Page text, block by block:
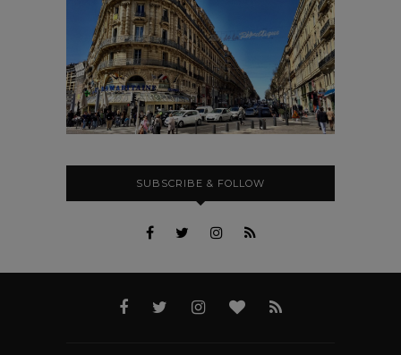
SUBSCRIBE & FOLLOW